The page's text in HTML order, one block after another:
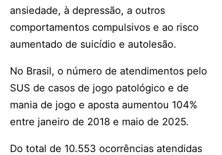
ansiedade, à depressão, a outros
comportamentos compulsivos e ao risco
aumentado de suicídio e autolesão.
No Brasil, o número de atendimentos pelo
SUS de casos de jogo patológico e de
mania de jogo e aposta aumentou 104%
entre janeiro de 2018 e maio de 2025.
Do total de 10.553 ocorrências atendidas